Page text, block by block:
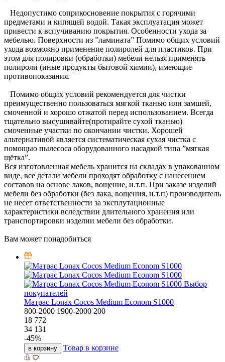
Недопустимо соприкосновение покрытия с горячими
предметами и кипящей водой. Такая эксплуатация может
привести к вспучиванию покрытия. Особенности ухода за
мебелью. Поверхности из ”ламината” Помимо общих условий
ухода возможно применение полиролей для пластиков. При
этом для полировки (обработки) мебели нельзя применять
полироли (иные продукты бытовой химии), имеющие
противопоказания.
Помимо общих условий рекомендуется для чистки
преимущественно пользоваться мягкой тканью или замшей,
смоченной и хорошо отжатой перед использованием. Всегда
тщательно высушивайте(протирайте сухой тканью)
смоченные участки по окончании чистки. Хорошей
альтернативой является систематическая сухая чистка с
помощью пылесоса оборудованного насадкой типа ”мягкая
щётка”.
Вся изготовленная мебель хранится на складах в упакованном
виде, все детали мебели проходят обработку с нанесением
составов на основе лаков, вощение, и.т.п. При заказе изделий
мебели без обработки (без лака, вощения, и.т.п) производитель
не несет ответственности за эксплутационные
характеристики вследствии длительного хранения или
транспортировки изделии мебели без обработки.
Вам может понадобиться
Выбор
покупателей
Матрас Lonax Cocos Medium Econom S1000
800-2000 1900-2000 200
18 772
34 131
-45%
в корзину Товар в корзине